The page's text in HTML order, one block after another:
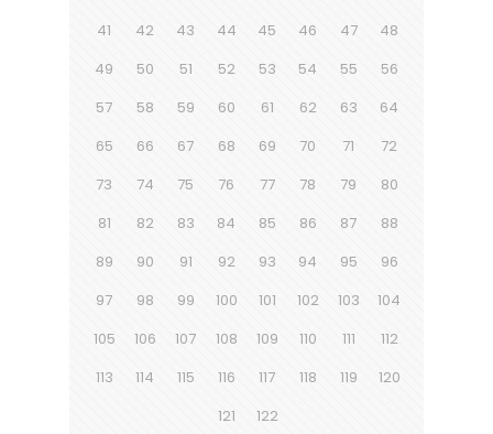
41
42 43 44 45 46 47
48
49
50 51 52 53 54 55
56
57
58 59 60 61 62 63
64
65
66 67 68 69 70 71
72
73
74 75 76 77 78 79
80
81
82 83 84 85 86 87
88
89
90 91 92 93 94 95
96
97
98 99 100 101 102 103
104
105
106 107 108 109 110 111
112
113
114 115 116 117 118 119
120
121
122